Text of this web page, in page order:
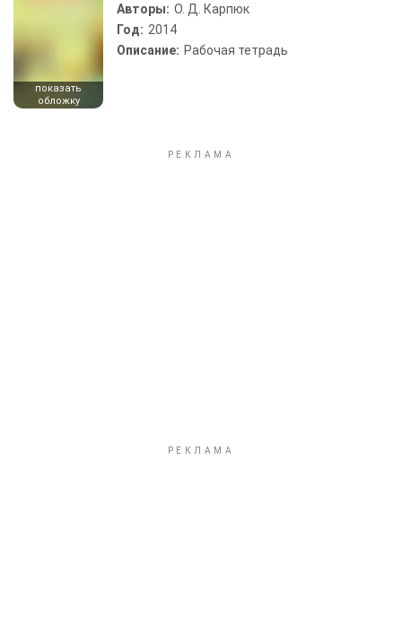
показать
обложку
Авторы: О. Д. Карпюк
Год: 2014
Описание: Рабочая тетрадь